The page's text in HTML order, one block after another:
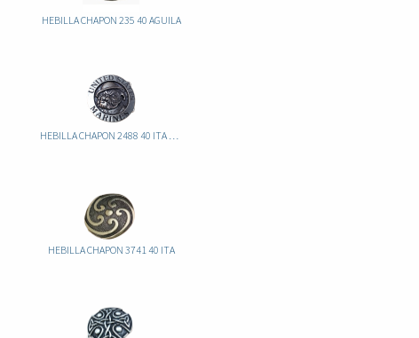
HEBILLA CHAPON 235 40 AGUILA
HEBILLA CHAPON 3741 40 ITA